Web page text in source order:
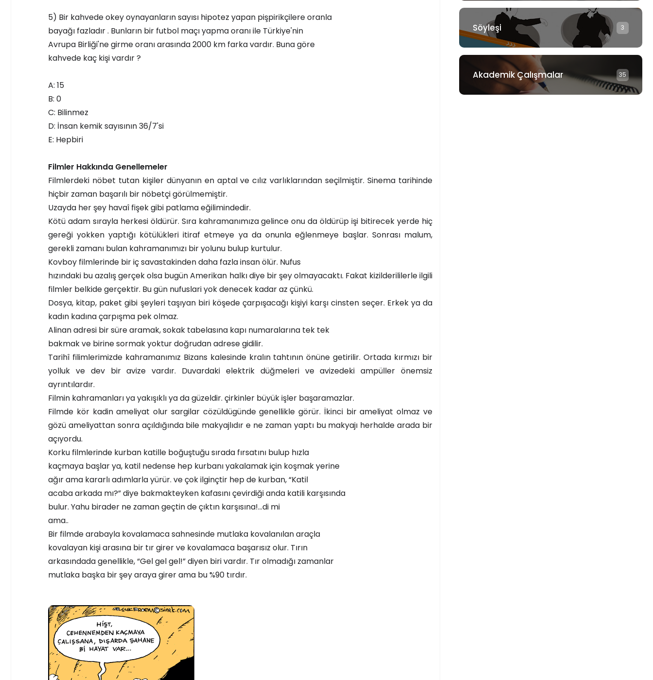
5) Bir kahvede okey oynayanların sayısı hipotez yapan pişpirikçilere oranla
bayağı fazladır . Bunların bir futbol maçı yapma oranı ile Türkiye'nin
Avrupa Birliği'ne girme oranı arasında 2000 km farka vardır. Buna göre
kahvede kaç kişi vardır ?
A: 15
B: 0
C: Bilinmez
D: İnsan kemik sayısının 36/7'si
E: Hepbiri
Filmler Hakkında Genellemeler
Filmlerdeki nöbet tutan kişiler dünyanın en aptal ve cılız varlıklarından seçilmiştir. Sinema tarihinde
hiçbir zaman başarılı bir nöbetçi görülmemiştir.
Uzayda her şey havaî fişek gibi patlama eğilimindedir.
Kötü adam sırayla herkesi öldürür. Sıra kahramanımıza gelince onu da öldürüp işi bitirecek yerde hiç
gereği yokken yaptığı kötülükleri itiraf etmeye ya da onunla eğlenmeye başlar. Sonrası malum,
gerekli zamanı bulan kahramanımızı bir yolunu bulup kurtulur.
Kovboy filmlerinde bir iç savastakinden daha fazla insan ölür. Nufus
hızındaki bu azalış gerçek olsa bugün Amerikan halkı diye bir şey olmayacaktı. Fakat kizilderililerle ilgili
filmler belkide gerçektir. Bu gün nufuslari yok denecek kadar az çünkü.
Dosya, kitap, paket gibi şeyleri taşıyan biri köşede çarpışacağı kişiyi karşı cinsten seçer. Erkek ya da
kadın kadına çarpışma pek olmaz.
Alinan adresi bir süre aramak, sokak tabelasına kapı numaralarına tek tek
bakmak ve birine sormak yoktur doğrudan adrese gidilir.
Tarihî filimlerimizde kahramanımız Bizans kalesinde kralın tahtının önüne getirilir. Ortada kırmızı bir
yolluk ve dev bir avize vardır. Duvardaki elektrik düğmeleri ve avizedeki ampüller önemsiz
ayrıntılardır.
Filmin kahramanları ya yakışıklı ya da güzeldir. çirkinler büyük işler başaramazlar.
Filmde kör kadin ameliyat olur sargilar cözüldügünde genellikle görür. İkinci bir ameliyat olmaz ve
gözü ameliyattan sonra açıldığında bile makyajlıdır e ne zaman yaptı bu makyajı herhalde arada bir
açıyordu.
Korku filmlerinde kurban katille boğuştuğu sırada fırsatını bulup hızla
kaçmaya başlar ya, katil nedense hep kurbanı yakalamak için koşmak yerine
ağır ama kararlı adımlarla yürür. ve çok ilginçtir hep de kurban, “Katil
acaba arkada mı?” diye bakmakteyken kafasını çevirdiği anda katili karşısında
bulur. Yahu birader ne zaman geçtin de çıktın karşısına!...di mi
ama..
Bir filmde arabayla kovalamaca sahnesinde mutlaka kovalanılan araçla
kovalayan kişi arasına bir tır girer ve kovalamaca başarısız olur. Tırın
arkasındada genellikle, “Gel gel gel!” diyen biri vardır. Tır olmadığı zamanlar
mutlaka başka bir şey araya girer ama bu %90 tırdır.
Söyleşi 3
Akademik Çalışmalar 35